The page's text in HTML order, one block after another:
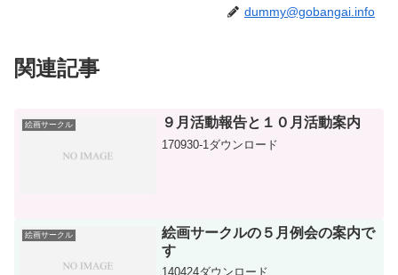
dummy@gobangai.info
関連記事
絵画サークル ９月活動報告と１０月活動案内
170930-1ダウンロード
絵画サークル
絵画サークルの５月例会の案内で
す
140424ダウンロード